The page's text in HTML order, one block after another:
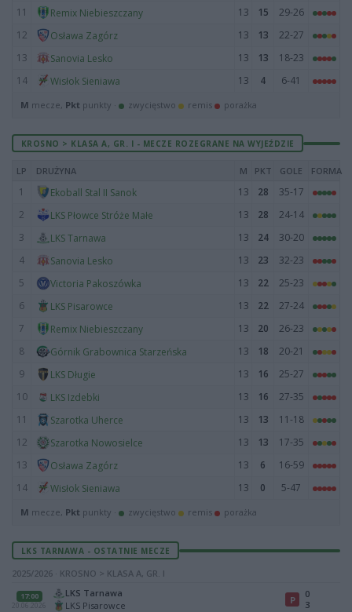
11
Remix Niebieszczany 13 15
29-26
12
Osława Zagórz 13 13
22-27
13
Sanovia Lesko 13 13
18-23
14
Wisłok Sieniawa 13 4 6-41
M mecze, Pkt punkty · zwycięstwo remis porażka
KROSNO > KLASA A, GR. I - MECZE ROZEGRANE NA WYJEŹDZIE
LP DRUŻYNA M PKT GOLE FORMA
1 Ekoball Stal II Sanok 13 28
35-17
2
LKS Płowce Stróże Małe 13 28
24-14
3
LKS Tarnawa 13 24
30-20
4
Sanovia Lesko 13 23
32-23
5
Victoria Pakoszówka 13 22
25-23
6
LKS Pisarowce 13 22
27-24
7
Remix Niebieszczany 13 20
26-23
8
Górnik Grabownica Starzeńska 13 18
20-21
9
LKS Długie 13 16
25-27
10
LKS Izdebki 13 16
27-35
11
Szarotka Uherce 13 13
11-18
12
Szarotka Nowosielce 13 13
17-35
13
Osława Zagórz 13 6
16-59
14
Wisłok Sieniawa 13 0 5-47
M mecze, Pkt punkty · zwycięstwo remis porażka
LKS TARNAWA - OSTATNIE MECZE
2025/2026 · KROSNO > KLASA A, GR. I
17:00
20.06.2026
LKS Tarnawa
LKS Pisarowce
P
0
3